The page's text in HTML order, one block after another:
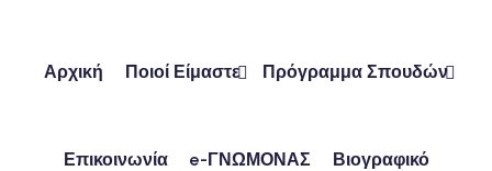
contentΑρχική Ποιοί Είμαστε Πρόγραμμα Σπουδών
Επικοινωνία e-ΓΝΩΜΟΝΑΣ Βιογραφικό